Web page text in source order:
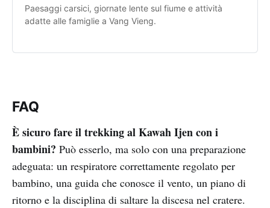
Paesaggi carsici, giornate lente sul fiume e attività
adatte alle famiglie a Vang Vieng.
FAQ
È sicuro fare il trekking al Kawah Ijen con i
bambini? Può esserlo, ma solo con una preparazione
adeguata: un respiratore correttamente regolato per
bambino, una guida che conosce il vento, un piano di
ritorno e la disciplina di saltare la discesa nel cratere.